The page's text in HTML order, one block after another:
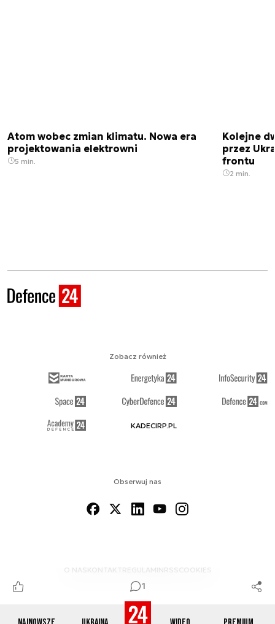
1
Atom wobec zmian klimatu. Nowa era
projektowania elektrowni
5 min.
Kolejne
przez
frontu
2 min.
Obserwuj nas
O NAS KONTAKTREGULAMINRSS COOKIES
Zobacz również
KADECIRP.PL